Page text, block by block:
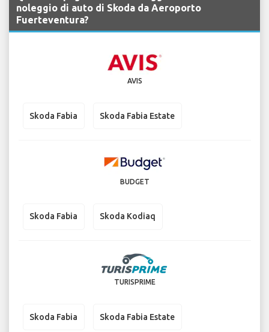
noleggio di auto di Skoda da Aeroporto
Fuerteventura?
AVIS
Skoda Fabia Skoda Fabia Estate
BUDGET
Skoda Fabia Skoda Kodiaq
TURISPRIME
Skoda Fabia Skoda Fabia Estate